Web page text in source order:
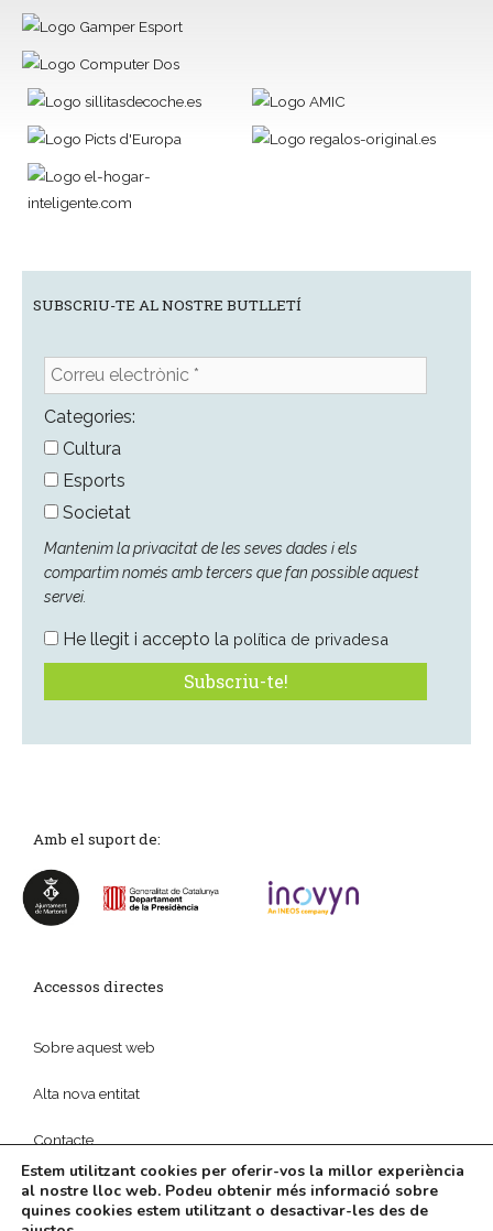
SUBSCRIU-TE AL NOSTRE BUTLLETÍ
Correu
electrònic
*Categories:
Cultura
Esports
Societat
Mantenim la privacitat de les seves dades i els
compartim només amb tercers que fan possible aquest
servei.
He llegit i accepto la política de privadesa
Amb el suport de:
Accessos directes
Sobre aquest web
Alta nova entitat
Contacte
Estem utilitzant cookies per oferir-vos la millor experiència
al nostre lloc web. Podeu obtenir més informació sobre
quines cookies estem utilitzant o desactivar-les des de